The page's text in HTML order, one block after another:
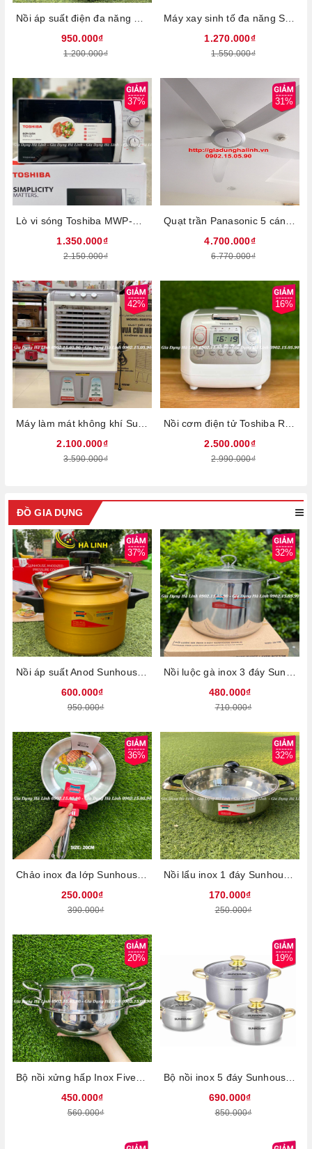
950.000₫
1.200.000₫
1.270.000₫
1.550.000₫
37%
1.350.000₫
2.150.000₫
31%
4.700.000₫
6.770.000₫
42%
2.100.000₫
3.590.000₫
16%
2.500.000₫
2.990.000₫
ĐỒ GIA DỤNG
37%
600.000₫
950.000₫
32%
480.000₫
710.000₫
36%
250.000₫
390.000₫
32%
170.000₫
250.000₫
20%
450.000₫
560.000₫
19%
690.000₫
850.000₫